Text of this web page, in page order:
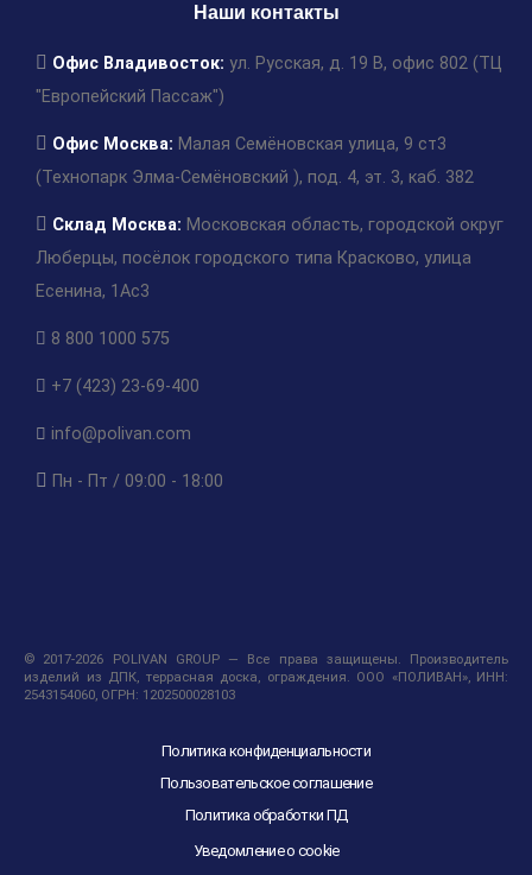
Наши контакты
Офис Владивосток: ул. Русская, д. 19 В, офис 802 (ТЦ
"Европейский Пассаж")
Офис Москва: Малая Семёновская улица, 9 ст3
(Технопарк Элма-Семёновский ), под. 4, эт. 3, каб. 382
Склад Москва: Московская область, городской округ
Люберцы, посёлок городского типа Красково, улица
Есенина, 1Ас3
8 800 1000 575
+7 (423) 23-69-400
info@polivan.com
Пн - Пт / 09:00 - 18:00
© 2017-2026 POLIVAN GROUP — Все права защищены. Производитель
изделий из ДПК, террасная доска, ограждения. ООО «ПОЛИВАН», ИНН:
2543154060, ОГРН: 1202500028103
Политика конфиденциальности
Пользовательское соглашение
Политика обработки ПД
Уведомление о cookie